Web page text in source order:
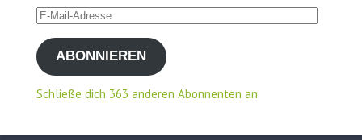
E-
Mail-
AdresseABONNIEREN
Schließe dich 363 anderen Abonnenten an